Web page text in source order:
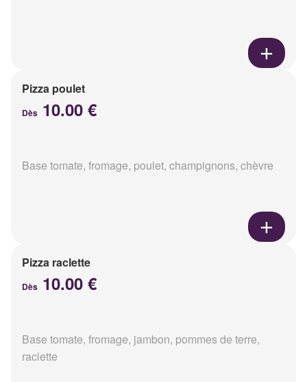
Pizza poulet
Dès 10.00 €
Base tomate, fromage, poulet, champignons, chèvre
Pizza raclette
Dès 10.00 €
Base tomate, fromage, jambon, pommes de terre,
raclette